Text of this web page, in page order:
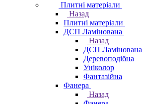
Плитні матеріали
Назад
Плитні матеріали
ДСП Ламінована
Назад
ДСП Ламінована
Деревоподібна
Уніколор
Фантазійна
Фанера
Назад